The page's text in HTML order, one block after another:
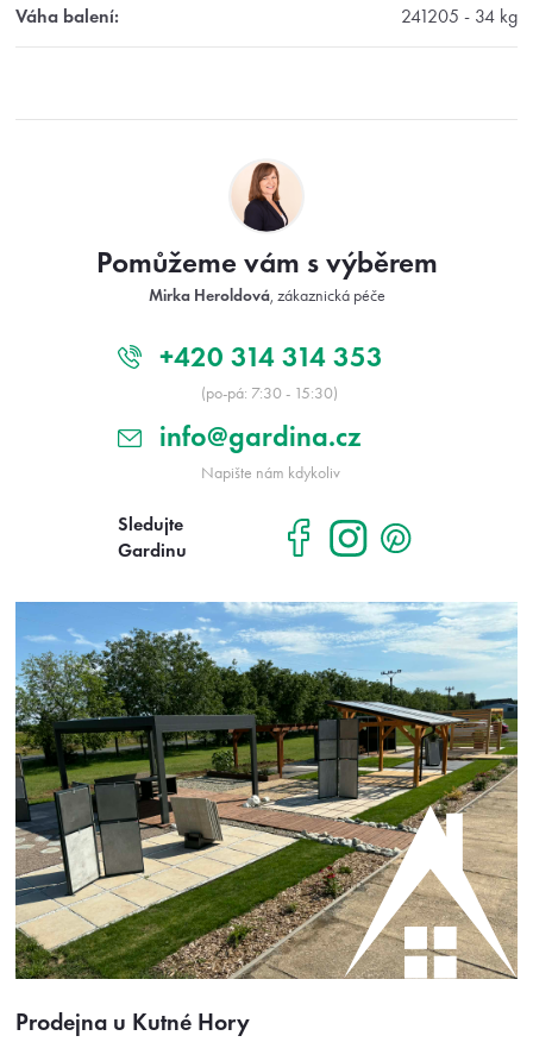
Váha balení: 241205 - 34 kg
Pomůžeme vám s výběrem
Mirka Heroldová, zákaznická péče
+420 314 314 353
(po-pá: 7:30 - 15:30)
info@gardina.cz
Napište nám kdykoliv
Sledujte
Gardinu
Prodejna u Kutné Hory